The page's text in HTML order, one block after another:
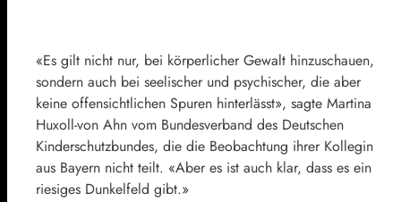
«Es gilt nicht nur, bei körperlicher Gewalt hinzuschauen,
sondern auch bei seelischer und psychischer, die aber
keine offensichtlichen Spuren hinterlässt», sagte Martina
Huxoll-von Ahn vom Bundesverband des Deutschen
Kinderschutzbundes, die die Beobachtung ihrer Kollegin
aus Bayern nicht teilt. «Aber es ist auch klar, dass es ein
riesiges Dunkelfeld gibt.»